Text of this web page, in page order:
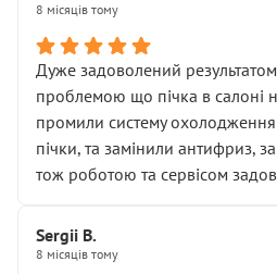
8 місяців тому
Дуже задоволений
проблемою що пічка в салоні
промили систему
пічки, та замінили антифриз,
тож роботою та сервісом
Sergii B.
8 місяців тому